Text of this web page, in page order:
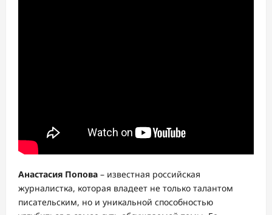
Анастасия Попова – известная российская
журналистка, которая владеет не только талантом
писательским, но и уникальной способностью